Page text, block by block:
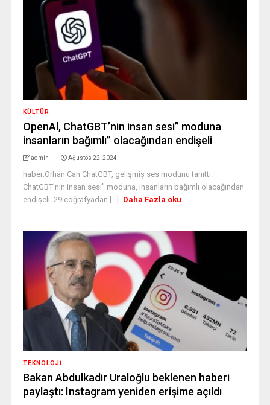
KÜLTÜR
OpenAl, ChatGBT’nin insan sesi” moduna
insanların bağımlı” olacağından endişeli
admin Ağustos 22, 2024
haber:Orhan Can ChatGBT, gelişmiş ses modunu tanıttı.
ChatGBT'nin insan sesi" moduna, insanların bağımlı olacağından
endişeli. 29 coğrafyadan [...]
Daha Fazla oku
TEKNOLOJİ
Bakan Abdulkadir Uraloğlu beklenen haberi
paylaştı: Instagram yeniden erişime açıldı